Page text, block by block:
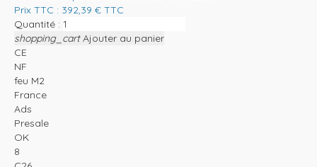
Prix TTC : 392,39 € TTC
Quantité :
shopping_cart Ajouter au panier
CE
NF
feu M2
France
Ads
Presale
OK
8